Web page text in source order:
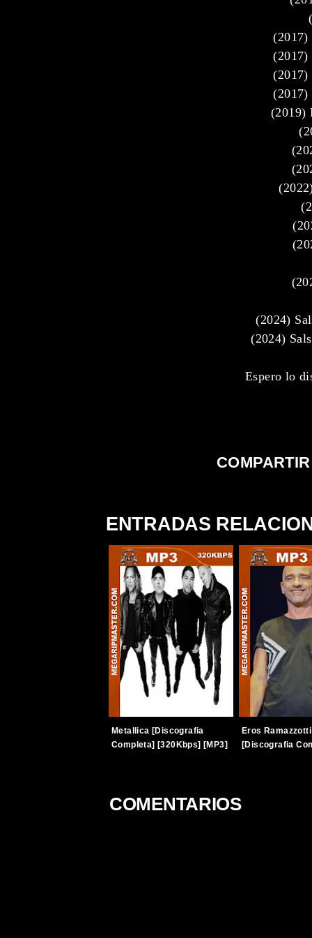
(2019)
(2024)
(2024)
Espero lo
ENTRADAS
Metallica [Discografia
Completa] [320Kbps] [MP3]
Eros Ramazzotti
[Discografia
COMENTARIOS